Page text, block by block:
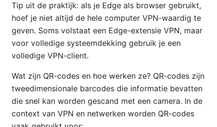
Tip uit de praktijk: als je Edge als browser gebruikt,
hoef je niet altijd de hele computer VPN-waardig te
geven. Soms volstaat een Edge-extensie VPN, maar
voor volledige systeemdekking gebruik je een
volledige VPN-client.
Wat zijn QR-codes en hoe werken ze? QR-codes zijn
tweedimensionale barcodes die informatie bevatten
die snel kan worden gescand met een camera. In de
context van VPN en netwerken worden QR-codes